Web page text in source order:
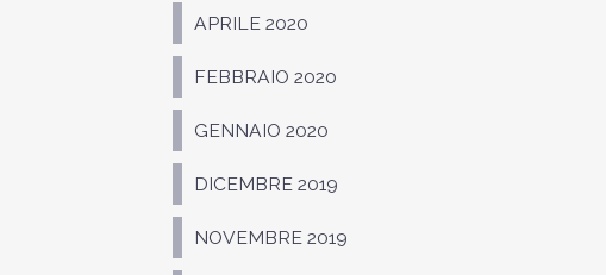
APRILE 2020
FEBBRAIO 2020
GENNAIO 2020
DICEMBRE 2019
NOVEMBRE 2019